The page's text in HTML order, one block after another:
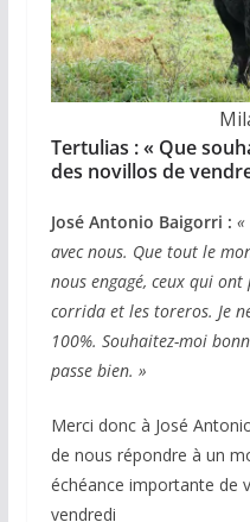
Tertulias : « Que
des novillos de
José Antonio Baigorri : «
avec nous. Que tout le
nous engagé, ceux qui
corrida et les toreros. Je
100%. Souhaitez-moi
passe bien. »
Merci donc à José
de nous répondre à un
échéance importante de
vendredi